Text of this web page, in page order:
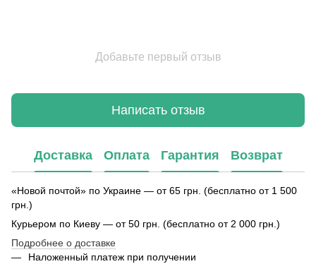
Добавьте первый отзыв
Написать отзыв
Доставка Оплата Гарантия Возврат
«Новой почтой» по Украине — от 65 грн. (бесплатно от 1 500
грн.)
Курьером по Киеву — от 50 грн. (бесплатно от 2 000 грн.)
Подробнее о доставке
Наложенный платеж при получении